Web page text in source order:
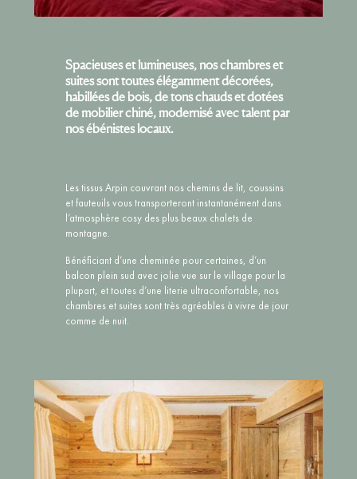
Spacieuses et lumineuses, nos chambres et
suites sont toutes élégamment décorées,
habillées de bois, de tons chauds et dotées
de mobilier chiné, modernisé avec talent par
nos ébénistes locaux.
Les tissus Arpin couvrant nos chemins de lit, coussins
et fauteuils vous transporteront instantanément dans
l’atmosphère cosy des plus beaux chalets de
montagne.
Bénéficiant d’une cheminée pour certaines, d’un
balcon plein sud avec jolie vue sur le village pour la
plupart, et toutes d’une literie ultraconfortable, nos
chambres et suites sont très agréables à vivre de jour
comme de nuit.